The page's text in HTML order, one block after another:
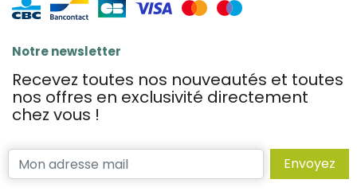
Notre newsletter
Recevez toutes nos nouveautés et toutes
nos offres en exclusivité directement
chez vous !
Envoyez